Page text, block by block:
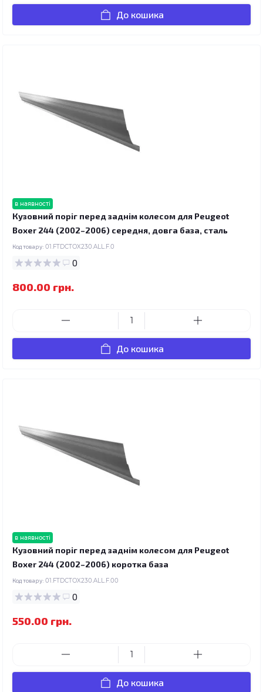
До кошика
в наявності
Кузовний поріг перед заднім колесом для Peugeot
Boxer 244 (2002–2006) середня, довга база, сталь
Код товару: 01.FTDCTOX230.ALL.F.0
0
800.00 грн.
До кошика
в наявності
Кузовний поріг перед заднім колесом для Peugeot
Boxer 244 (2002–2006) коротка база
Код товару: 01.FTDCTOX230.ALL.F.00
0
550.00 грн.
До кошика